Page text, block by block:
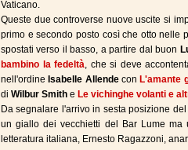
Vaticano.
Queste due controverse nuove uscite si
primo e secondo posto così che otto nelle
spostati verso il basso, a partire dal buon
bambino la fedeltà, che si deve
nell'ordine Isabelle Allendecon L'amante
di Wilbur Smith e Le vichinghe volanti e
Da segnalare l'arrivo in sesta posizione
un giallo dei vecchietti del Bar Lume ma
letteratura italiana, Ernesto Ragazzoni,